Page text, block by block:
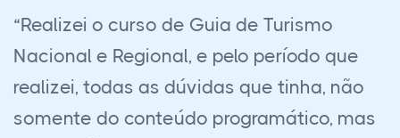
“Consegui meu certificado (Guia de
turismo Nacional e Regional), graças a
Deus e a vocês. Toda equipe me ajudou
muito desde o início. Muito obrigado de